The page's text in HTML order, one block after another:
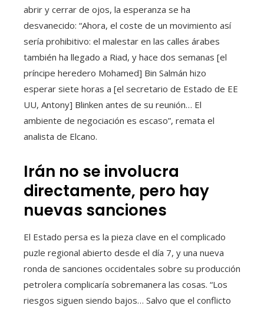
abrir y cerrar de ojos, la esperanza se ha
desvanecido: “Ahora, el coste de un movimiento así
sería prohibitivo: el malestar en las calles árabes
también ha llegado a Riad, y hace dos semanas [el
príncipe heredero Mohamed] Bin Salmán hizo
esperar siete horas a [el secretario de Estado de EE
UU, Antony] Blinken antes de su reunión… El
ambiente de negociación es escaso”, remata el
analista de Elcano.
Irán no se involucra
directamente, pero hay
nuevas sanciones
El Estado persa es la pieza clave en el complicado
puzle regional abierto desde el día 7, y una nueva
ronda de sanciones occidentales sobre su producción
petrolera complicaría sobremanera las cosas. “Los
riesgos siguen siendo bajos… Salvo que el conflicto